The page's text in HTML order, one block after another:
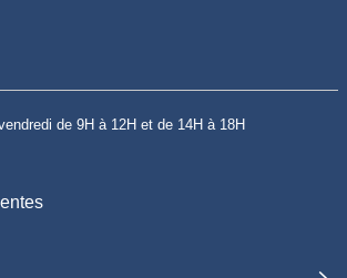
de 9H à 12H et de 14H à 18H